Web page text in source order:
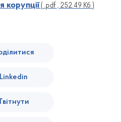
корупції ( .pdf , 252.49 Кб )
Linkedin